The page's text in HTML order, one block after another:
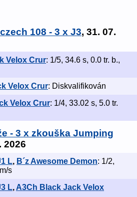
108 - 3 x J3, 31. 07.
Velox Crur: 1/5, 34.6 s, 0.0 tr. b.,
Velox Crur: Diskvalifikován
Velox Crur: 1/4, 33.02 s, 5.0 tr.
- 3 x zkouška Jumping
2026
L, B´z Awesome Demon: 1/2,
s
L, A3Ch Black Jack Velox